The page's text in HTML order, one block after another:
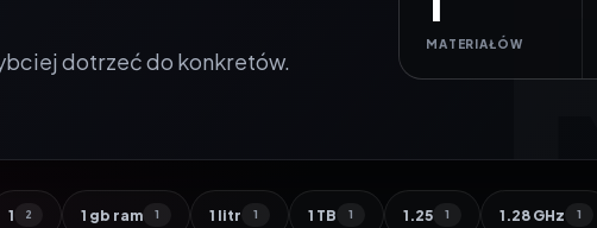
dotrzeć do konkretów.
MATERIAŁÓW
1 2 1 gb ram 1 1 litr 1 1 TB 1 1.25 1 1.28 GHz 1